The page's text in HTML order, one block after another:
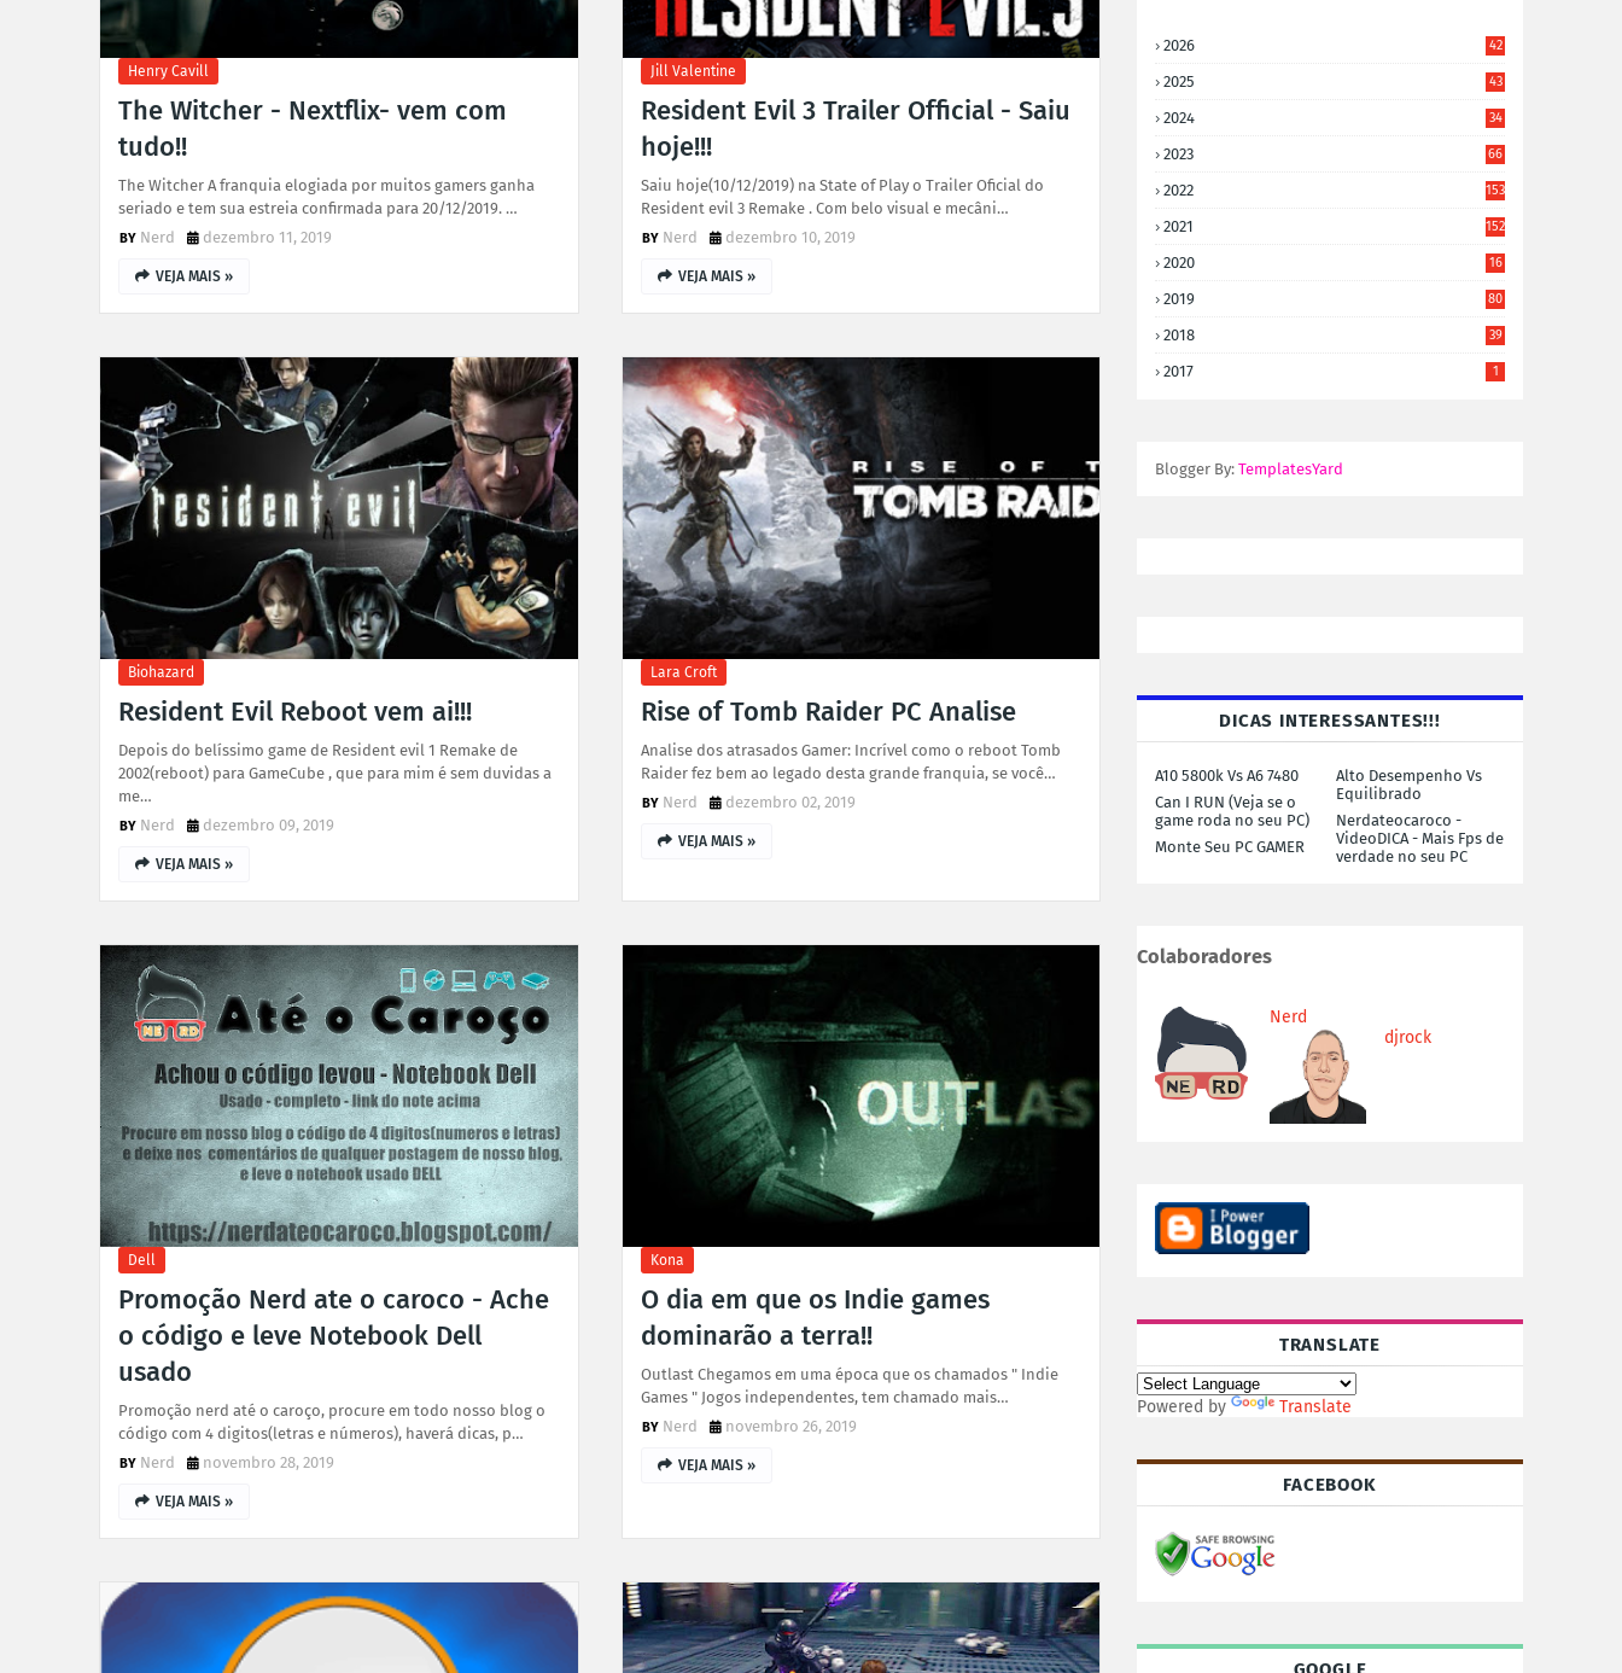
Henry Cavill
The Witcher - Nextflix- vem com
tudo!!
The Witcher A franquia elogiada por muitos gamers ganha
seriado e tem sua estreia confirmada para 20/12/2019. …
Nerd
dezembro 11, 2019
VEJA MAIS »
Jill Valentine
Resident Evil 3 Trailer Official - Saiu
hoje!!!
Saiu hoje(10/12/2019) na State of Play o Trailer Oficial do
Resident evil 3 Remake . Com belo visual e mecâni…
Nerd
dezembro 10, 2019
VEJA MAIS »
Biohazard
Resident Evil Reboot vem ai!!!
Depois do belíssimo game de Resident evil 1 Remake de
2002(reboot) para GameCube , que para mim é sem duvidas a
me…
Nerd
dezembro 09, 2019
VEJA MAIS »
Lara Croft
Rise of Tomb Raider PC Analise
Analise dos atrasados Gamer: Incrível como o reboot Tomb
Raider fez bem ao legado desta grande franquia, se você…
Nerd
dezembro 02, 2019
VEJA MAIS »
Dell
Promoção Nerd ate o caroco - Ache
o código e leve Notebook Dell
usado
Promoção nerd até o caroço, procure em todo nosso blog o
código com 4 digitos(letras e números), haverá dicas, p…
Nerd
novembro 28, 2019
VEJA MAIS »
Kona
O dia em que os Indie games
dominarão a terra!!
Outlast Chegamos em uma época que os chamados " Indie
Games " Jogos independentes, tem chamado mais…
Nerd
novembro 26, 2019
VEJA MAIS »
2026 42
2025 43
2024 34
2023 66
2022 153
2021 152
2020
16
2019 80
2018 39
2017 1
Blogger By: TemplatesYard
DICAS INTERESSANTES!!!
A10 5800k Vs A6 7480
Alto Desempenho Vs
Equilibrado
Can I RUN (Veja se o
game roda no seu PC)
Nerdateocaroco -
VideoDICA - Mais Fps de
verdade no seu PC
Monte Seu PC GAMER
Colaboradores
Nerd
djrock
TRANSLATE
Powered by Translate
FACEBOOK